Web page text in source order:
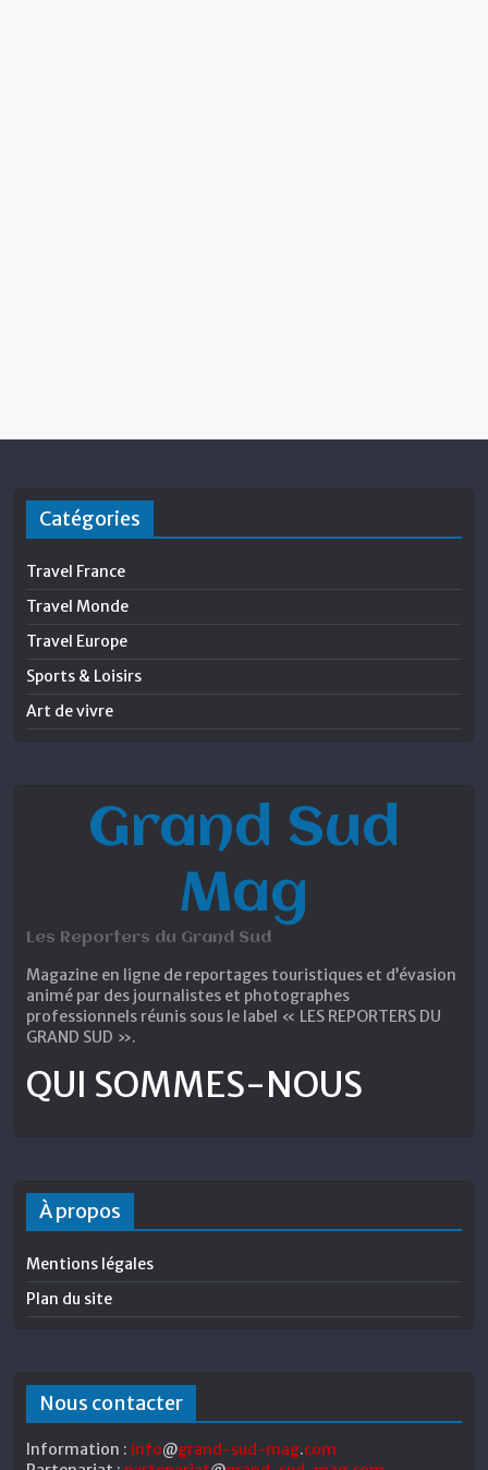
Catégories
Travel France
Travel Monde
Travel Europe
Sports & Loisirs
Art de vivre
Grand Sud
Mag
Les Reporters du Grand Sud
Magazine en ligne de reportages touristiques et d’évasion
animé par des journalistes et photographes
professionnels réunis sous le label « LES REPORTERS DU
GRAND SUD ».
QUI SOMMES-NOUS
À propos
Mentions légales
Plan du site
Nous contacter
Information : info@grand-sud-mag.com